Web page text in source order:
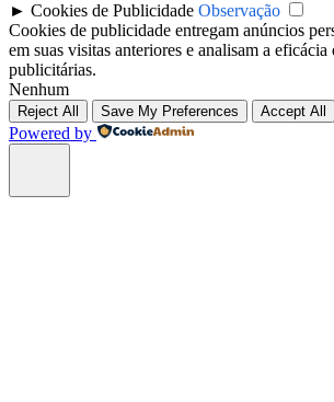
► Cookies de Publicidade Observação
Cookies de publicidade entregam anúncios
em suas visitas anteriores e analisam a eficácia
publicitárias.
Nenhum
Reject All Save My Preferences Accept All
Powered by